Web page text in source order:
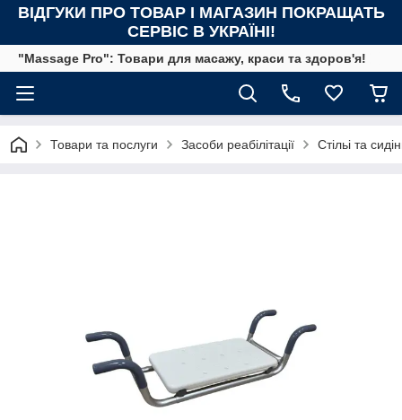
ВІДГУКИ ПРО ТОВАР І МАГАЗИН ПОКРАЩАТЬ
СЕРВІС В УКРАЇНІ!
"Massage Pro": Товари для масажу, краси та здоров'я!
Товари та послуги Засоби реабілітації Стільі та